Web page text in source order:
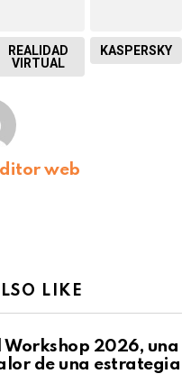
REALIDAD
VIRTUAL
KASPERSKY
web
LIKE
Workshop 2026, una
de una estrategia